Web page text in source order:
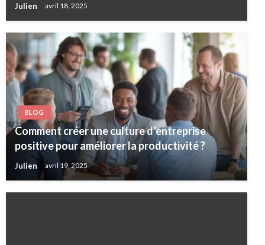
Julien avril 18, 2025
BLOG
Comment créer une culture d’entreprise
positive pour améliorer la productivité ?
Julien avril 19, 2025